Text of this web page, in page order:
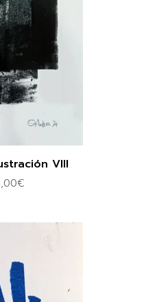
VIII
€